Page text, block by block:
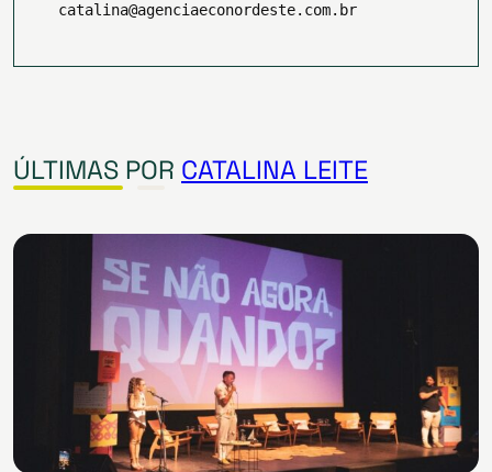
catalina@agenciaeconordeste.com.br
ÚLTIMAS POR CATALINA LEITE